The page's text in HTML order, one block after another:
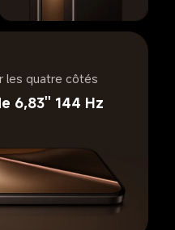
les quatre côtés
6,83'' 144 Hz